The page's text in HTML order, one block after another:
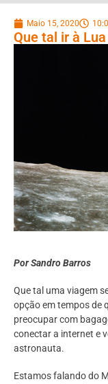
Maio 15, 2020
Que tal ir à
Por Sandro Barros
Que tal uma viagem
opção em tempos de
preocupar com
conectar a internet e
astronauta.
Estamos falando do